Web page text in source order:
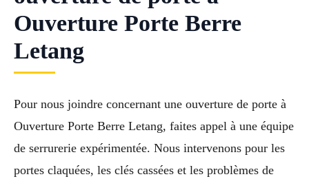
Ouverture Porte Berre
Letang
Pour nous joindre concernant une ouverture de porte à
Ouverture Porte Berre Letang, faites appel à une équipe
de serrurerie expérimentée. Nous intervenons pour les
portes claquées, les clés cassées et les problèmes de